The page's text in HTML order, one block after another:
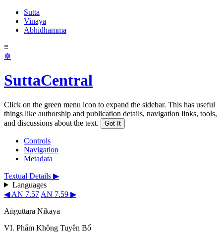
Sutta
Vinaya
Abhidhamma
≡
☸
SuttaCentral
Click on the green menu icon to expand the sidebar. This has useful
things like authorship and publication details, navigation links, tools,
and discussions about the text.
Got It
Controls
Navigation
Metadata
Textual Details ▶
Languages
◀ AN 7.57 AN 7.59 ▶
Aṅguttara Nikāya
VI. Phẩm Không Tuyên Bố